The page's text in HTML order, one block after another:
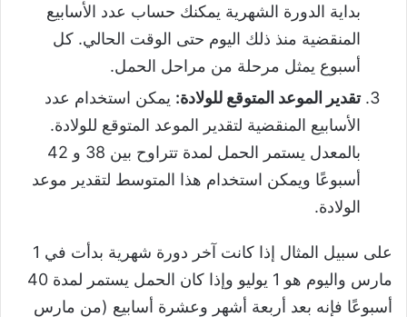
بداية الدورة الشهرية يمكنك حساب عدد الأسابيع
المنقضية منذ ذلك اليوم حتى الوقت الحالي. كل
أسبوع يمثل مرحلة من مراحل الحمل.
تقدير الموعد المتوقع للولادة: يمكن استخدام عدد
الأسابيع المنقضية لتقدير الموعد المتوقع للولادة.
بالمعدل يستمر الحمل لمدة تتراوح بين 38 و 42
أسبوعًا ويمكن استخدام هذا المتوسط لتقدير موعد
الولادة.
على سبيل المثال إذا كانت آخر دورة شهرية بدأت في 1
مارس واليوم هو 1 يوليو وإذا كان الحمل يستمر لمدة 40
أسبوعًا فإنه بعد أربعة أشهر وعشرة أسابيع (من مارس